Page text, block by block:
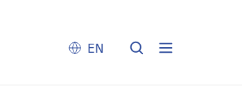
EN